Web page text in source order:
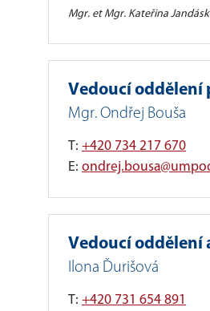
Mgr. et Mgr. Kateřina
Vedoucí oddělení
Mgr. Ondřej Bouša
T: +420 734 217 670
E:
Vedoucí
Ilona Ďurišová
T: +420 731 654 891